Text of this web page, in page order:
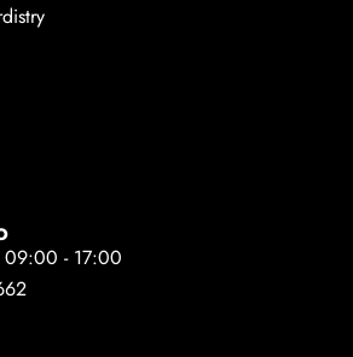
09:00 - 17:00